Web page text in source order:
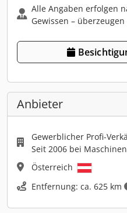
Alle Angaben erfolgen
Gewissen –
Anbieter
Gewerblicher Profi-
Seit 2006 bei
Österreich
Entfernung: ca. 625 km